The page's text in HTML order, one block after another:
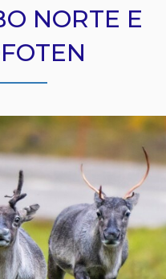
NORTE E